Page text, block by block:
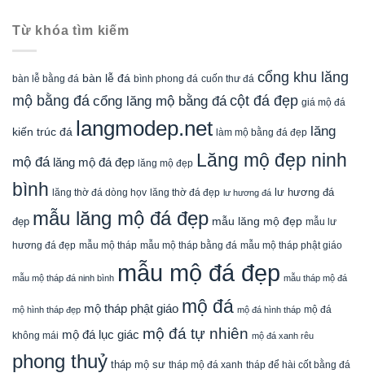
Từ khóa tìm kiếm
bàn lễ bằng đá bàn lễ đá bình phong đá cuốn thư đá cổng khu lăng
mộ bằng đá cổng lăng mộ bằng đá cột đá đẹp giá mộ đá
kiến trúc đá langmodep.net làm mộ bằng đá đẹp lăng
mộ đá lăng mộ đá đẹp lăng mộ đẹp Lăng mộ đẹp ninh
bình lăng thờ đá dòng họv lăng thờ đá đẹp lư hương đá lư hương đá
đẹp mẫu lăng mộ đá đẹp mẫu lăng mộ đẹp mẫu lư
hương đá đẹp mẫu mộ tháp mẫu mộ tháp bằng đá mẫu mộ tháp phật giáo
mẫu mộ tháp đá ninh bình mẫu mộ đá đẹp mẫu tháp mộ đá
mộ hình tháp đẹp mộ tháp phật giáo mộ đá mộ đá hình tháp mộ đá
không mái mộ đá lục giác mộ đá tự nhiên mộ đá xanh rêu
phong thuỷ tháp mộ sư tháp mộ đá xanh tháp để hài cốt bằng đá